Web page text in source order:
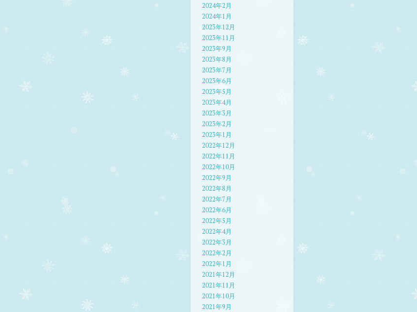
2024年2月
2024年1月
2023年12月
2023年11月
2023年9月
2023年8月
2023年7月
2023年6月
2023年5月
2023年4月
2023年3月
2023年2月
2023年1月
2022年12月
2022年11月
2022年10月
2022年9月
2022年8月
2022年7月
2022年6月
2022年5月
2022年4月
2022年3月
2022年2月
2022年1月
2021年12月
2021年11月
2021年10月
2021年9月